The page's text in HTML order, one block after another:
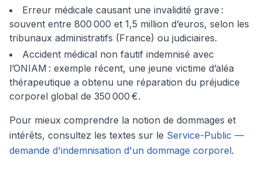
Erreur médicale causant une invalidité grave :
souvent entre 800 000 et 1,5 million d’euros, selon les
tribunaux administratifs (France) ou judiciaires.
Accident médical non fautif indemnisé avec
l’ONIAM : exemple récent, une jeune victime d’aléa
thérapeutique a obtenu une réparation du préjudice
corporel global de 350 000 €.
Pour mieux comprendre la notion de dommages et
intérêts, consultez les textes sur le Service-Public —
demande d'indemnisation d'un dommage corporel.